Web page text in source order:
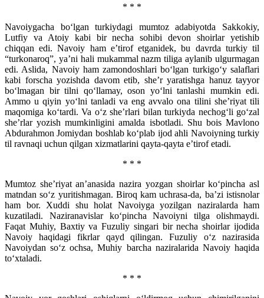
* * *
Navoiygacha bo‘lgan turkiydagi mumtoz adabiyotda Sakkokiy,
Lutfiy va Atoiy kabi bir necha sohibi devon shoirlar yetishib
chiqqan edi. Navoiy ham e’tirof etganidek, bu davrda turkiy til
“turkonaroq”, ya’ni hali mukammal nazm tiliga aylanib ulgurmagan
edi. Aslida, Navoiy ham zamondoshlari bo‘lgan turkigo‘y salaflari
kabi forscha yozishda davom etib, she’r yaratishga hanuz tayyor
bo‘lmagan bir tilni qo‘llamay, oson yo‘lni tanlashi mumkin edi.
Ammo u qiyin yo‘lni tanladi va eng avvalo ona tilini she’riyat tili
maqomiga ko‘tardi. Va o‘z she’rlari bilan turkiyda nechog‘li go‘zal
she’rlar yozish mumkinligini amalda isbotladi. Shu bois Mavlono
Abdurahmon Jomiydan boshlab ko‘plab ijod ahli Navoiyning turkiy
til ravnaqi uchun qilgan xizmatlarini qayta-qayta e’tirof etadi.
* * *
Mumtoz she’riyat an’anasida nazira yozgan shoirlar ko‘pincha asl
matndan so‘z yuritishmagan. Biroq kam uchrasa-da, ba’zi istisnolar
ham bor. Xuddi shu holat Navoiyga yozilgan naziralarda ham
kuzatiladi. Naziranavislar ko‘pincha Navoiyni tilga olishmaydi.
Faqat Muhiy, Baxtiy va Fuzuliy singari bir necha shoirlar ijodida
Navoiy haqidagi fikrlar qayd qilingan. Fuzuliy o‘z nazirasida
Navoiydan so‘z ochsa, Muhiy barcha naziralarida Navoiy haqida
to‘xtaladi.
* * *